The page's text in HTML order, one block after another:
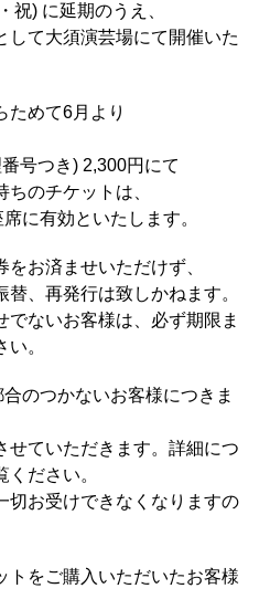
祝) に延期のうえ、
して大須演芸場にて開催いた
ためて6月より
号つき) 2,300円にて
のチケットは、
に有効といたします。
お済ませいただけず、
、再発行は致しかねます。
でないお客様は、必ず期限ま
。
のつかないお客様につきま
せていただきます。詳細につ
ださい。
切お受けできなくなりますの
トをご購入いただいたお客様